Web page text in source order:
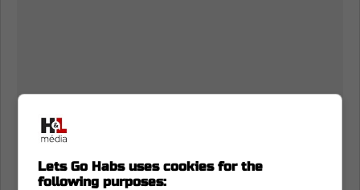
Lets Go Habs uses cookies for the
following purposes: